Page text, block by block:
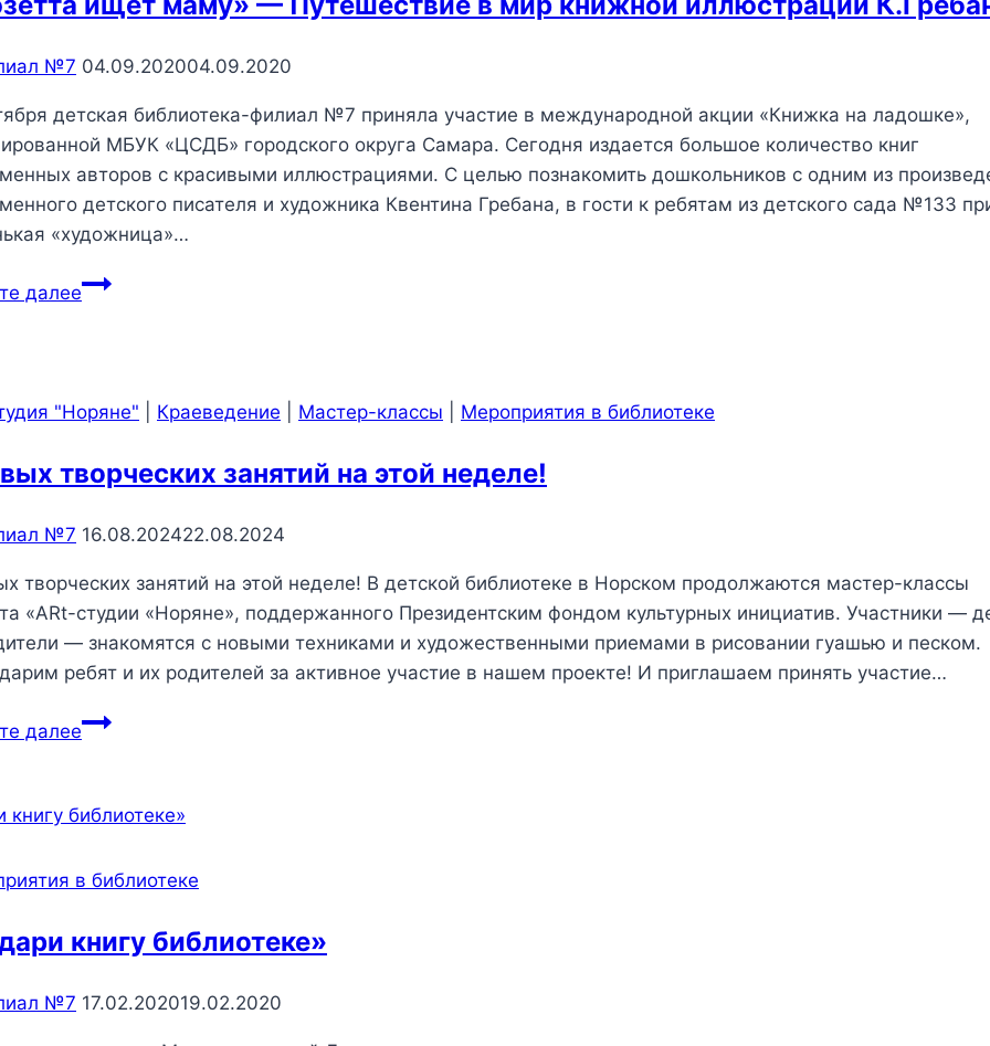
№7 04.09.202004.09.2020
детская библиотека-филиал №7 приняла участие в международной акции «Книжка на ладошке»,
МБУК «ЦСДБ» городского округа Самара. Сегодня издается большое количество книг
авторов с красивыми иллюстрациями. С целью познакомить дошкольников с одним из
детского писателя и художника Квентина Гребана, в гости к ребятам из детского сада №133
«художница»…
далее«Сюзетта
Путешествие
в
книжной
К.Гребана
"Норяне" Краеведение Мастер-классы Мероприятия в библиотеке
творческих занятий на этой неделе!
№7 16.08.202422.08.2024
творческих занятий на этой неделе! В детской библиотеке в Норском продолжаются мастер-классы
«ARt-студии «Норяне», поддержанного Президентским фондом культурных инициатив. Участники —
— знакомятся с новыми техниками и художественными приемами в рисовании гуашью и песком.
ребят и их родителей за активное участие в нашем проекте! И приглашаем принять участие…
далее5
занятий
этой
в библиотеке
книгу библиотеке»
№7 17.02.202019.02.2020